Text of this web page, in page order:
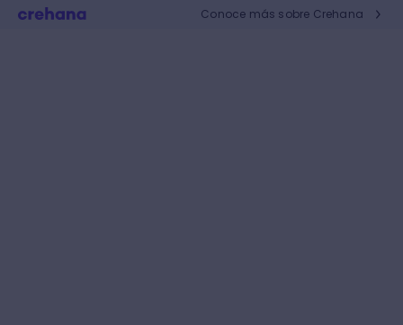
Conoce más sobre Crehana